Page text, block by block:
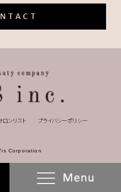
ロンリスト プライバシーポリシー
Corporation